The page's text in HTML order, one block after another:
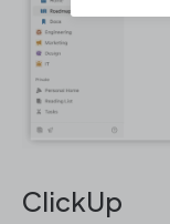
ClickUp